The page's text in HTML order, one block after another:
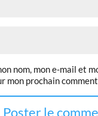
nom, mon e-mail et
mon prochain